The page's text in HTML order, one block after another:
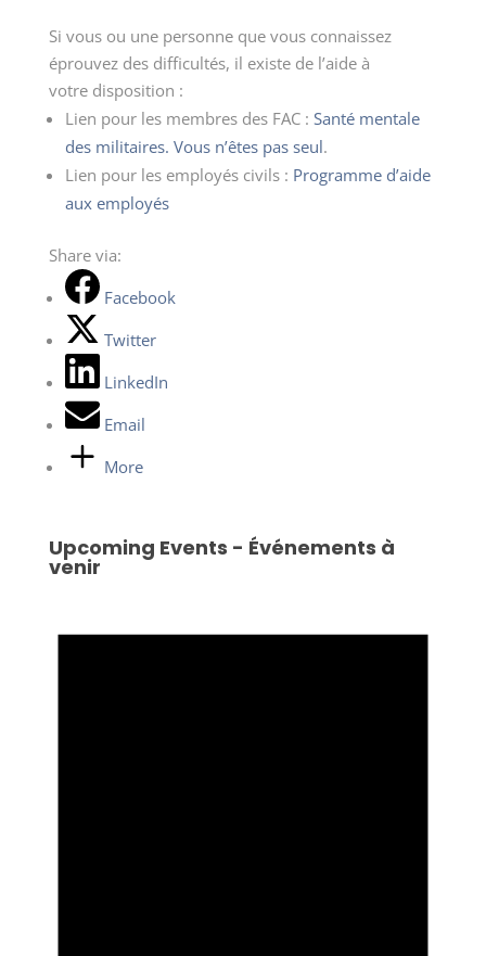
Si vous ou une personne que vous connaissez
éprouvez des difficultés, il existe de l’aide à
votre disposition :
Lien pour les membres des FAC : Santé mentale
des militaires. Vous n’êtes pas seul.
Lien pour les employés civils : Programme d’aide
aux employés
Share via:
Facebook
Twitter
LinkedIn
Email
More
Upcoming Events - Événements à
venir